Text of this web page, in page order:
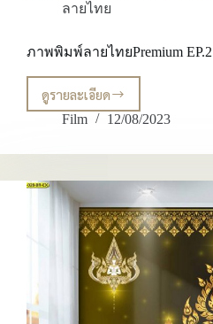
ลายไทย
ภาพพิมพ์ลายไทยPremium EP.2
ดูรายละเอียด
ภาพ
พิมพ์
ไทยPremium
Film 12/08/2023